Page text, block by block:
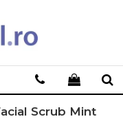
Scrub Mint